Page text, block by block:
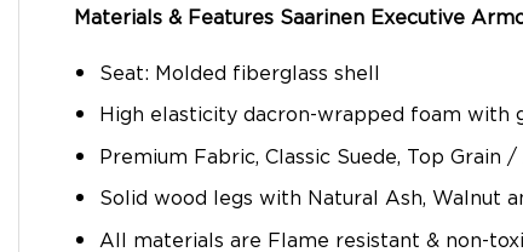
Materials & Features Saarinen Executive
Seat: Molded fiberglass shell
High elasticity dacron-wrapped foam with
Premium Fabric, Classic Suede, Top
Solid wood legs with Natural Ash, Walnut
All materials are Flame resistant & non-